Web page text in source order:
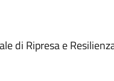
di Ripresa e